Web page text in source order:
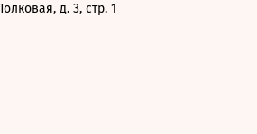
д. 3, стр. 1